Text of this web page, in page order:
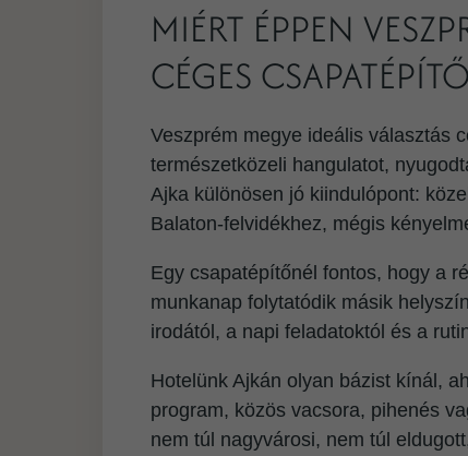
MIÉRT ÉPPEN
CÉGES
Veszprém megye ideális választás
természetközeli hangulatot,
Ajka különösen jó kiindulópont:
Balaton-felvidékhez, mégis
Egy csapatépítőnél fontos, hogy a
munkanap folytatódik másik
irodától, a napi feladatoktól és a
Hotelünk Ajkán olyan bázist kínál,
program, közös vacsora, pihenés
nem túl nagyvárosi, nem túl